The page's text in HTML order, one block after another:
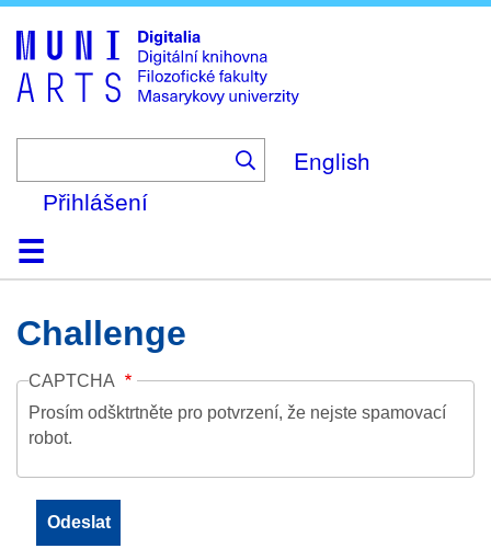
to
main
content
English
Přihlášení
DomůKolekce
Prohlížení
Vyhledávání
O platformě
Nápověda
KontaktDigitalia
Challenge
CAPTCHA
Prosím odšktrtněte pro potvrzení, že nejste spamovací
robot.